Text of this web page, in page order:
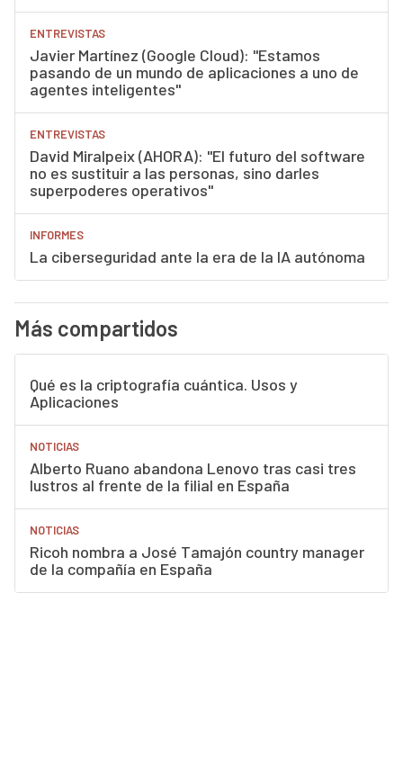
ENTREVISTAS
Javier Martínez (Google Cloud): "Estamos
pasando de un mundo de aplicaciones a uno de
agentes inteligentes"
ENTREVISTAS
David Miralpeix (AHORA): "El futuro del software
no es sustituir a las personas, sino darles
superpoderes operativos"
INFORMES
La ciberseguridad ante la era de la IA autónoma
Más compartidos
Qué es la criptografía cuántica. Usos y
Aplicaciones
NOTICIAS
Alberto Ruano abandona Lenovo tras casi tres
lustros al frente de la filial en España
NOTICIAS
Ricoh nombra a José Tamajón country manager
de la compañía en España